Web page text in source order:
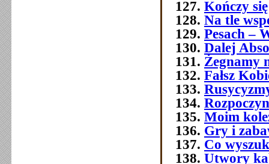
Kończy
Na tle
Pesach –
Dalej
Żegnamy
Fałsz
Moim
Gry i
Co
Utwory